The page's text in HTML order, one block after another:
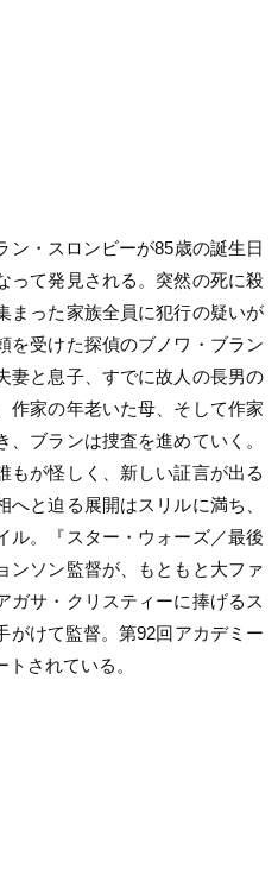
ン・スロンビーが85歳の誕生日
って発見される。突然の死に殺
まった家族全員に犯行の疑いが
を受けた探偵のブノワ・ブラン
妻と息子、すでに故人の長男の
作家の年老いた母、そして作家
ブランは捜査を進めていく。
もが怪しく、新しい証言が出る
と迫る展開はスリルに満ち、
ル。『スター・ウォーズ／最後
ンソン監督が、もともと大ファ
ガサ・クリスティーに捧げるス
がけて監督。第92回アカデミー
されている。